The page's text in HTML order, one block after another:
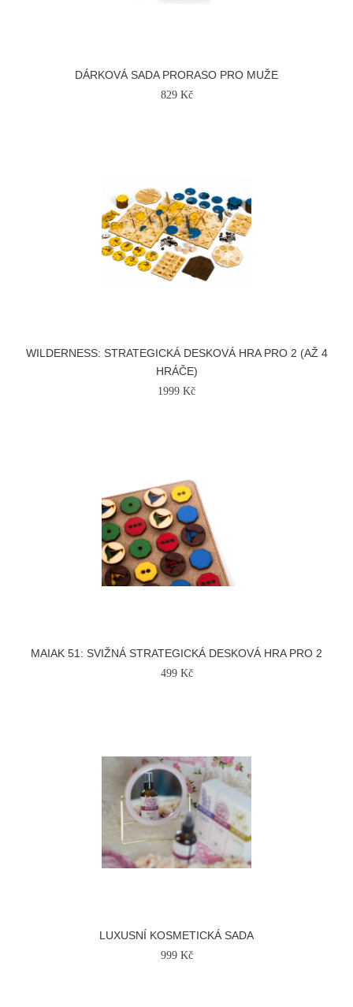
DÁRKOVÁ SADA PRORASO PRO MUŽE
829 Kč
WILDERNESS: STRATEGICKÁ DESKOVÁ HRA PRO 2 (AŽ 4
HRÁČE)
1999 Kč
MAIAK 51: SVIŽNÁ STRATEGICKÁ DESKOVÁ HRA PRO 2
499 Kč
LUXUSNÍ KOSMETICKÁ SADA
999 Kč